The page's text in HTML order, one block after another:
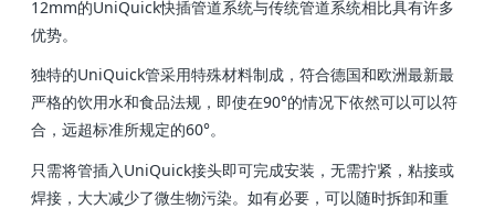
12mm的UniQuick快插管道系统与传统管道系统相比具有许多
优势。
独特的UniQuick管采用特殊材料制成，符合德国和欧洲最新最
严格的饮用水和食品法规，即使在90°的情况下依然可以可以符
合，远超标准所规定的60°。
只需将管插入UniQuick接头即可完成安装，无需拧紧，粘接或
焊接，大大减少了微生物污染。如有必要，可以随时拆卸和重